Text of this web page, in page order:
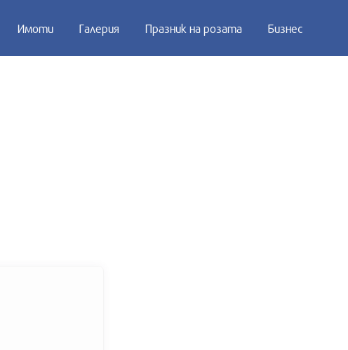
Имоти Галерия Празник на розата Бизнес